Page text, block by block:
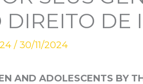
DE
/30/11/2024
AND ADOLESCENTS BY